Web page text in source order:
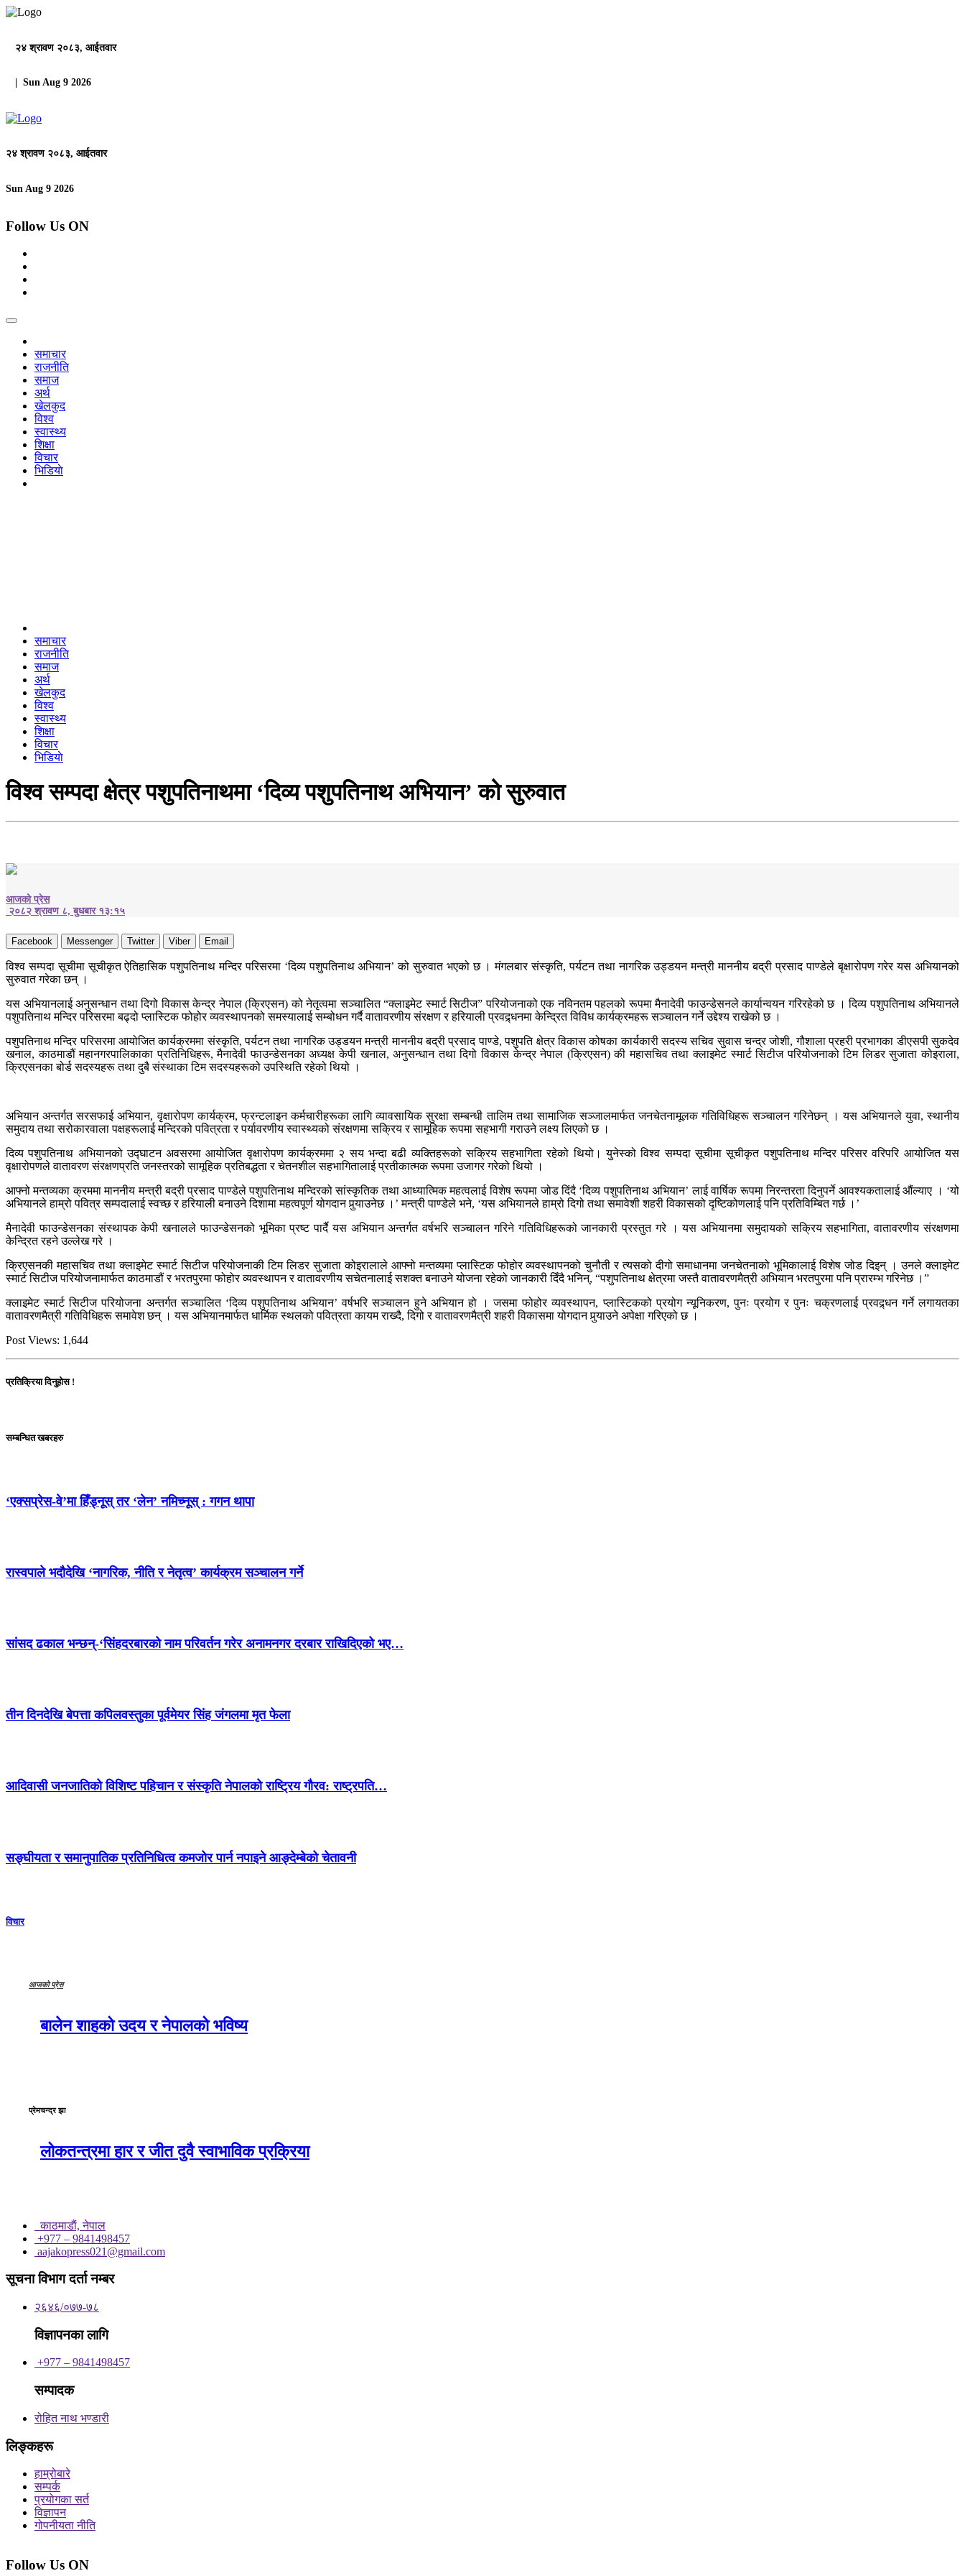
२४ श्रावण २०८३, आईतवार
| Sun Aug 9 2026
२४ श्रावण २०८३, आईतवार
Sun Aug 9 2026
Follow Us ON
समाचार
राजनीति
समाज
अर्थ
खेलकुद
विश्व
स्वास्थ्य
शिक्षा
विचार
भिडियाे
समाचार
राजनीति
समाज
अर्थ
खेलकुद
विश्व
स्वास्थ्य
शिक्षा
विचार
भिडियाे
विश्व सम्पदा क्षेत्र पशुपतिनाथमा ‘दिव्य पशुपतिनाथ अभियान’ को सुरुवात
आजको प्रेस
२०८२ श्रावण ८, बुधबार १३:१५
Facebook Messenger Twitter Viber Email
विश्व सम्पदा सूचीमा सूचीकृत ऐतिहासिक पशुपतिनाथ मन्दिर परिसरमा ‘दिव्य पशुपतिनाथ अभियान’ को सुरुवात भएको छ । मंगलबार संस्कृति, पर्यटन तथा नागरिक उड्डयन मन्त्री माननीय बद्री प्रसाद पाण्डेले बृक्षारोपण गरेर यस अभियानको
सुरुवात गरेका छन् ।
यस अभियानलाई अनुसन्धान तथा दिगो विकास केन्द्र नेपाल (क्रिएसन) को नेतृत्वमा सञ्चालित “क्लाइमेट स्मार्ट सिटीज” परियोजनाको एक नविनतम पहलको रूपमा मैनादेवी फाउन्डेसनले कार्यान्वयन गरिरहेको छ । दिव्य पशुपतिनाथ अभियानले
पशुपतिनाथ मन्दिर परिसरमा बढ्दो प्लास्टिक फोहोर व्यवस्थापनको समस्यालाई सम्बोधन गर्दै वातावरणीय संरक्षण र हरियाली प्रवद्र्धनमा केन्द्रित विविध कार्यक्रमहरू सञ्चालन गर्ने उद्देश्य राखेको छ ।
पशुपतिनाथ मन्दिर परिसरमा आयोजित कार्यक्रममा संस्कृति, पर्यटन तथा नागरिक उड्डयन मन्त्री माननीय बद्री प्रसाद पाण्डे, पशुपति क्षेत्र विकास कोषका कार्यकारी सदस्य सचिव सुवास चन्द्र जोशी, गौशाला प्रहरी प्रभागका डीएसपी सुकदेव
खनाल, काठमाडौं महानगरपालिकाका प्रतिनिधिहरू, मैनादेवी फाउन्डेसनका अध्यक्ष केपी खनाल, अनुसन्धान तथा दिगो विकास केन्द्र नेपाल (क्रिएसन) की महासचिव तथा क्लाइमेट स्मार्ट सिटीज परियोजनाको टिम लिडर सुजाता कोइराला,
क्रिएसनका बोर्ड सदस्यहरू तथा दुबै संस्थाका टिम सदस्यहरूको उपस्थिति रहेको थियो ।
अभियान अन्तर्गत सरसफाई अभियान, वृक्षारोपण कार्यक्रम, फ्रन्टलाइन कर्मचारीहरूका लागि व्यावसायिक सुरक्षा सम्बन्धी तालिम तथा सामाजिक सञ्जालमार्फत जनचेतनामूलक गतिविधिहरू सञ्चालन गरिनेछन् । यस अभियानले युवा, स्थानीय
समुदाय तथा सरोकारवाला पक्षहरूलाई मन्दिरको पवित्रता र पर्यावरणीय स्वास्थ्यको संरक्षणमा सक्रिय र सामूहिक रूपमा सहभागी गराउने लक्ष्य लिएको छ ।
दिव्य पशुपतिनाथ अभियानको उद्घाटन अवसरमा आयोजित वृक्षारोपण कार्यक्रममा २ सय भन्दा बढी व्यक्तिहरूको सक्रिय सहभागिता रहेको थियो। युनेस्को विश्व सम्पदा सूचीमा सूचीकृत पशुपतिनाथ मन्दिर परिसर वरिपरि आयोजित यस
वृक्षारोपणले वातावरण संरक्षणप्रति जनस्तरको सामूहिक प्रतिबद्धता र चेतनशील सहभागितालाई प्रतीकात्मक रूपमा उजागर गरेको थियो ।
आफ्नो मन्तव्यका क्रममा माननीय मन्त्री बद्री प्रसाद पाण्डेले पशुपतिनाथ मन्दिरको सांस्कृतिक तथा आध्यात्मिक महत्वलाई विशेष रूपमा जोड दिंदै ‘दिव्य पशुपतिनाथ अभियान’ लाई वार्षिक रूपमा निरन्तरता दिनुपर्ने आवश्यकतालाई औंल्याए । ‘यो
अभियानले हाम्रो पवित्र सम्पदालाई स्वच्छ र हरियाली बनाउने दिशामा महत्वपूर्ण योगदान पुर्‍याउनेछ ।’ मन्त्री पाण्डेले भने, ‘यस अभियानले हाम्रो दिगो तथा समावेशी शहरी विकासको दृष्टिकोणलाई पनि प्रतिविम्बित गर्छ ।’
मैनादेवी फाउन्डेसनका संस्थापक केपी खनालले फाउन्डेसनको भूमिका प्रष्ट पार्दै यस अभियान अन्तर्गत वर्षभरि सञ्चालन गरिने गतिविधिहरूको जानकारी प्रस्तुत गरे । यस अभियानमा समुदायको सक्रिय सहभागिता, वातावरणीय संरक्षणमा
केन्द्रित रहने उल्लेख गरे ।
क्रिएसनकी महासचिव तथा क्लाइमेट स्मार्ट सिटीज परियोजनाकी टिम लिडर सुजाता कोइरालाले आफ्नो मन्तव्यमा प्लास्टिक फोहोर व्यवस्थापनको चुनौती र त्यसको दीगो समाधानमा जनचेतनाको भूमिकालाई विशेष जोड दिइन् । उनले क्लाइमेट
स्मार्ट सिटीज परियोजनामार्फत काठमाडौं र भरतपुरमा फोहोर व्यवस्थापन र वातावरणीय सचेतनालाई सशक्त बनाउने योजना रहेको जानकारी दिँदै भनिन्, “पशुपतिनाथ क्षेत्रमा जस्तै वातावरणमैत्री अभियान भरतपुरमा पनि प्रारम्भ गरिनेछ ।”
क्लाइमेट स्मार्ट सिटीज परियोजना अन्तर्गत सञ्चालित ‘दिव्य पशुपतिनाथ अभियान’ वर्षभरि सञ्चालन हुने अभियान हो । जसमा फोहोर व्यवस्थापन, प्लास्टिकको प्रयोग न्यूनिकरण, पुनः प्रयोग र पुनः चक्रणलाई प्रवद्र्धन गर्ने लगायतका
वातावरणमैत्री गतिविधिहरू समावेश छन् । यस अभियानमार्फत धार्मिक स्थलको पवित्रता कायम राख्दै, दिगो र वातावरणमैत्री शहरी विकासमा योगदान पुर्‍याउने अपेक्षा गरिएको छ ।
Post Views: 1,644
प्रतिक्रिया दिनुहोस !
सम्बन्धित खबरहरु
‘एक्सप्रेस-वे’मा हिँड्नूस् तर ‘लेन’ नमिच्नूस् : गगन थापा
रास्वपाले भदौदेखि ‘नागरिक, नीति र नेतृत्व’ कार्यक्रम सञ्चालन गर्ने
सांसद ढकाल भन्छन्-‘सिंहदरबारको नाम परिवर्तन गरेर अनामनगर दरबार राखिदिएको भए…
तीन दिनदेखि बेपत्ता कपिलवस्तुका पूर्वमेयर सिंह जंगलमा मृत फेला
आदिवासी जनजातिको विशिष्ट पहिचान र संस्कृति नेपालको राष्ट्रिय गौरव: राष्ट्रपति…
सङ्घीयता र समानुपातिक प्रतिनिधित्व कमजोर पार्न नपाइने आङ्देम्बेको चेतावनी
विचार
आजको प्रेस
बालेन शाहको उदय र नेपालको भविष्य
प्रेमचन्द्र झा
लोकतन्त्रमा हार र जीत दुवै स्वाभाविक प्रक्रिया
काठमाडाैं, नेपाल
+977 – 9841498457
aajakopress021@gmail.com
सूचना विभाग दर्ता नम्बर
२६४६/०७७-७८
विज्ञापनका लागि
+977 – 9841498457
सम्पादक
रोहित नाथ भण्डारी
लिङ्कहरू
हाम्रोबारे
सम्पर्क
प्रयोगका सर्त
विज्ञापन
गोपनीयता नीति
Follow Us ON